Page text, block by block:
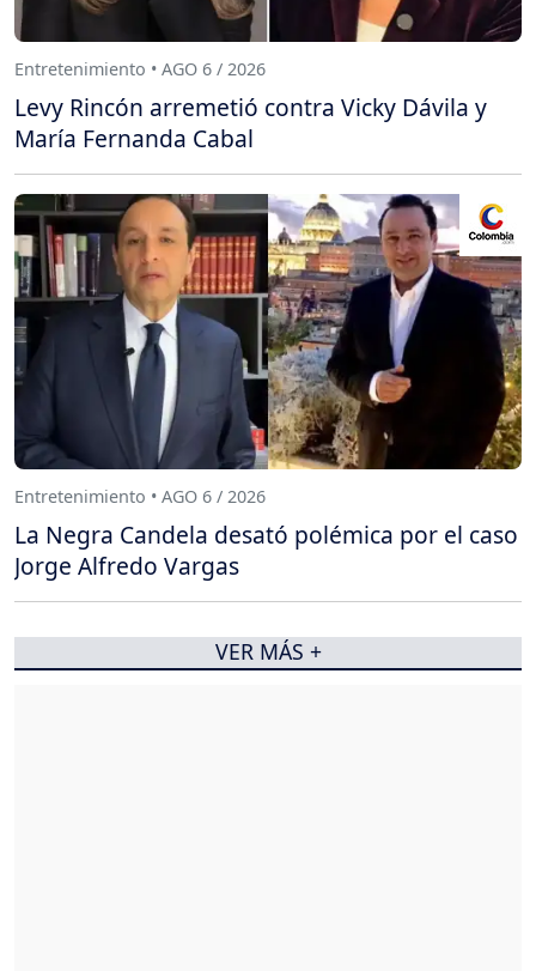
Entretenimiento • AGO 6 / 2026
Levy Rincón arremetió contra Vicky Dávila y
María Fernanda Cabal
Entretenimiento • AGO 6 / 2026
La Negra Candela desató polémica por el caso
Jorge Alfredo Vargas
VER MÁS +